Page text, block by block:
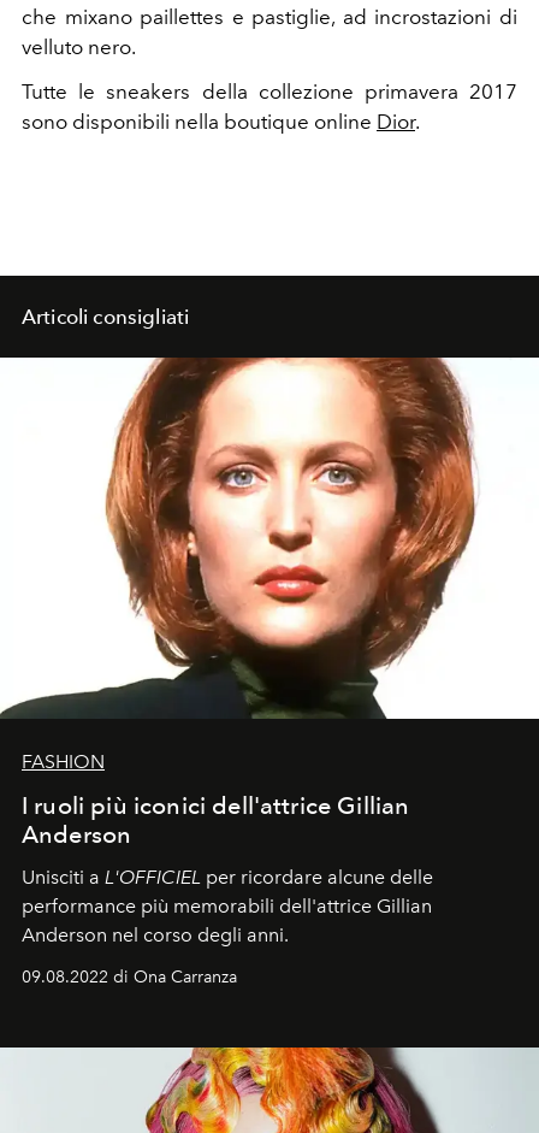
che mixano paillettes e pastiglie, ad incrostazioni di
velluto nero.
Tutte le sneakers della collezione primavera 2017
sono disponibili nella boutique online Dior.
Articoli consigliati
FASHION
I ruoli più iconici dell'attrice Gillian
Anderson
Unisciti a L'OFFICIEL per ricordare alcune delle
performance più memorabili dell'attrice Gillian
Anderson nel corso degli anni.
09.08.2022 di Ona Carranza